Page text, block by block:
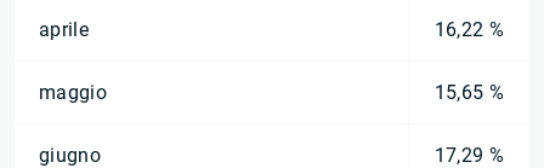
aprile 16,22 %
maggio 15,65 %
giugno 17,29 %